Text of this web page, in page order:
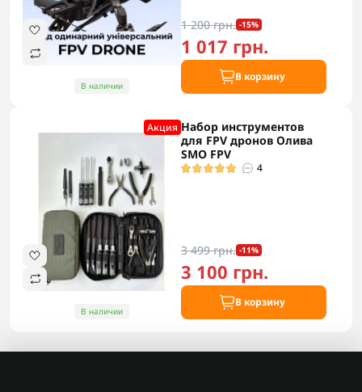
В наличии
1 200 грн. -15%
1 017 грн.
В корзину
Акция
В наличии
Набор инструментов
для FPV дронов Олива
SMO FPV
4
3 499 грн. -11%
3 100 грн.
В корзину